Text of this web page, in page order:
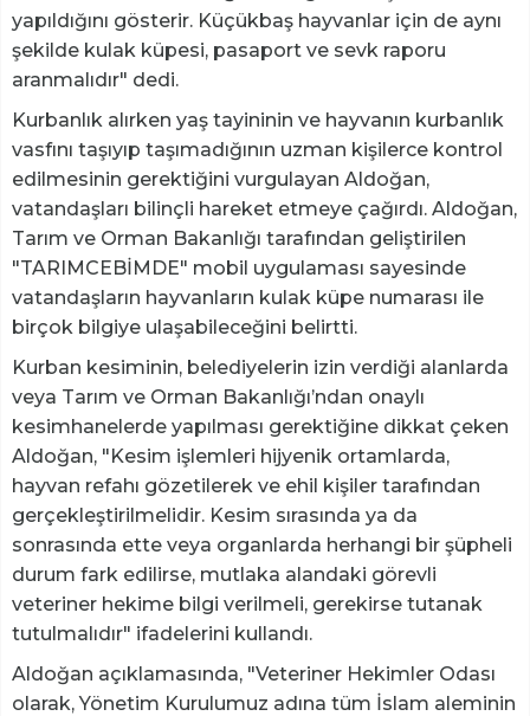
yapıldığını gösterir. Küçükbaş hayvanlar için de aynı
şekilde kulak küpesi, pasaport ve sevk raporu
aranmalıdır" dedi.
Kurbanlık alırken yaş tayininin ve hayvanın kurbanlık
vasfını taşıyıp taşımadığının uzman kişilerce kontrol
edilmesinin gerektiğini vurgulayan Aldoğan,
vatandaşları bilinçli hareket etmeye çağırdı. Aldoğan,
Tarım ve Orman Bakanlığı tarafından geliştirilen
"TARIMCEBİMDE" mobil uygulaması sayesinde
vatandaşların hayvanların kulak küpe numarası ile
birçok bilgiye ulaşabileceğini belirtti.
Kurban kesiminin, belediyelerin izin verdiği alanlarda
veya Tarım ve Orman Bakanlığı’ndan onaylı
kesimhanelerde yapılması gerektiğine dikkat çeken
Aldoğan, "Kesim işlemleri hijyenik ortamlarda,
hayvan refahı gözetilerek ve ehil kişiler tarafından
gerçekleştirilmelidir. Kesim sırasında ya da
sonrasında ette veya organlarda herhangi bir şüpheli
durum fark edilirse, mutlaka alandaki görevli
veteriner hekime bilgi verilmeli, gerekirse tutanak
tutulmalıdır" ifadelerini kullandı.
Aldoğan açıklamasında, "Veteriner Hekimler Odası
olarak, Yönetim Kurulumuz adına tüm İslam aleminin